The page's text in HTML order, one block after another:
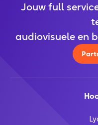
Jouw full
audiovisuele en